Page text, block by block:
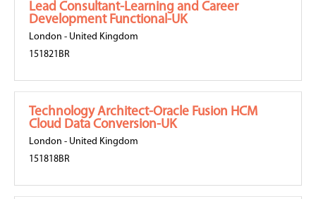
Lead Consultant-Learning and Career
Development Functional-UK
London - United Kingdom
151821BR
Technology Architect-Oracle Fusion HCM
Cloud Data Conversion-UK
London - United Kingdom
151818BR